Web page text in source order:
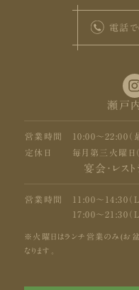
電話
瀬戸
営業時間
10:00〜22:00（
定休日
毎月第三火曜日
宴会・レス
営業時間
11:00〜14:30（
17:00〜21:30（
※火曜日はランチ営業のみ(お
なります。